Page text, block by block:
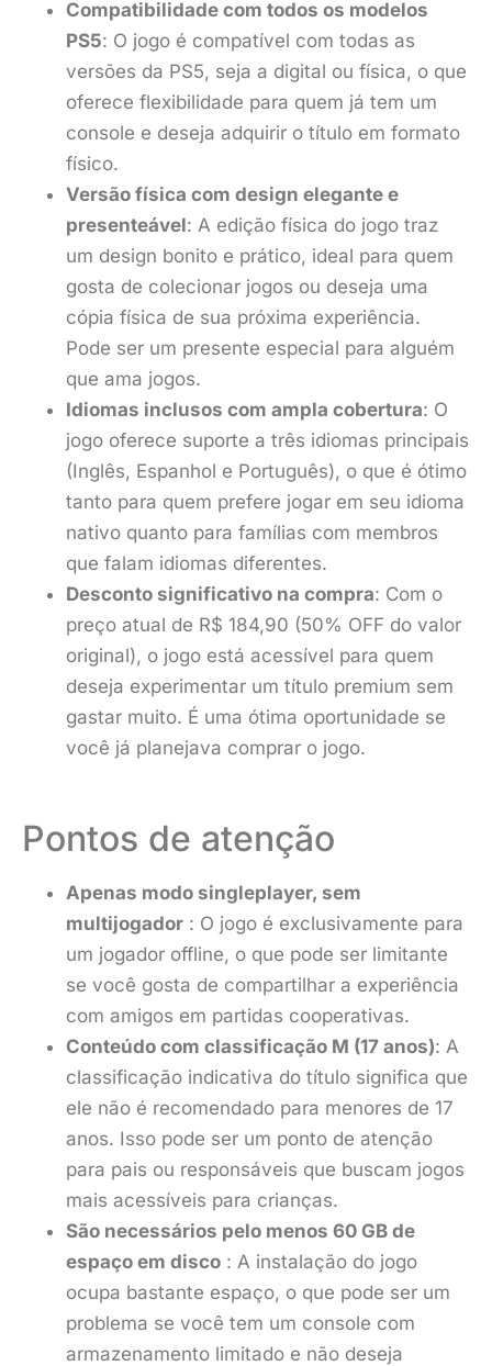
Compatibilidade com todos os modelos
PS5: O jogo é compatível com todas as
versões da PS5, seja a digital ou física, o que
oferece flexibilidade para quem já tem um
console e deseja adquirir o título em formato
físico.
Versão física com design elegante e
presenteável: A edição física do jogo traz
um design bonito e prático, ideal para quem
gosta de colecionar jogos ou deseja uma
cópia física de sua próxima experiência.
Pode ser um presente especial para alguém
que ama jogos.
Idiomas inclusos com ampla cobertura: O
jogo oferece suporte a três idiomas principais
(Inglês, Espanhol e Português), o que é ótimo
tanto para quem prefere jogar em seu idioma
nativo quanto para famílias com membros
que falam idiomas diferentes.
Desconto significativo na compra: Com o
preço atual de R$ 184,90 (50% OFF do valor
original), o jogo está acessível para quem
deseja experimentar um título premium sem
gastar muito. É uma ótima oportunidade se
você já planejava comprar o jogo.
Pontos de atenção
Apenas modo singleplayer, sem
multijogador : O jogo é exclusivamente para
um jogador offline, o que pode ser limitante
se você gosta de compartilhar a experiência
com amigos em partidas cooperativas.
Conteúdo com classificação M (17 anos): A
classificação indicativa do título significa que
ele não é recomendado para menores de 17
anos. Isso pode ser um ponto de atenção
para pais ou responsáveis que buscam jogos
mais acessíveis para crianças.
São necessários pelo menos 60 GB de
espaço em disco : A instalação do jogo
ocupa bastante espaço, o que pode ser um
problema se você tem um console com
armazenamento limitado e não deseja